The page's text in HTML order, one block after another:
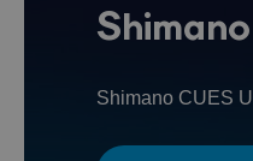
Shimano CUES